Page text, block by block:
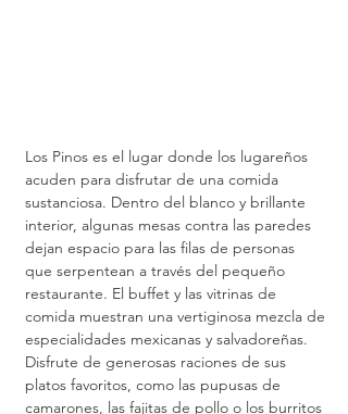
Los Pinos es el lugar donde los lugareños
acuden para disfrutar de una comida
sustanciosa. Dentro del blanco y brillante
interior, algunas mesas contra las paredes
dejan espacio para las filas de personas
que serpentean a través del pequeño
restaurante. El buffet y las vitrinas de
comida muestran una vertiginosa mezcla de
especialidades mexicanas y salvadoreñas.
Disfrute de generosas raciones de sus
platos favoritos, como las pupusas de
camarones, las fajitas de pollo o los burritos